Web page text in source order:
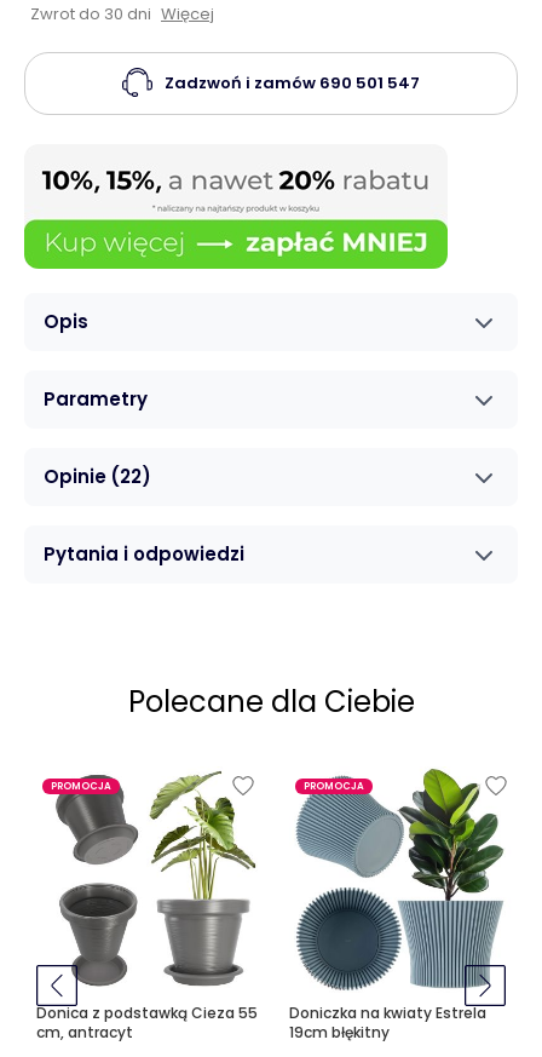
Opis
Parametry
Opinie (22)
Pytania i odpowiedzi
Zwrot do 30 dni Więcej
Zadzwoń i zamów 690 501 547
Polecane dla Ciebie
PROMOCJA
Donica z podstawką Cieza 55
cm, antracyt
PROMOCJA
Doniczka na kwiaty Estrela
19cm błękitny